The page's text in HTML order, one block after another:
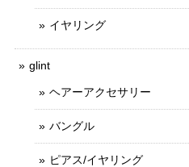
イヤリング
glint
ヘアーアクセサリー
バングル
ピアス/イヤリング